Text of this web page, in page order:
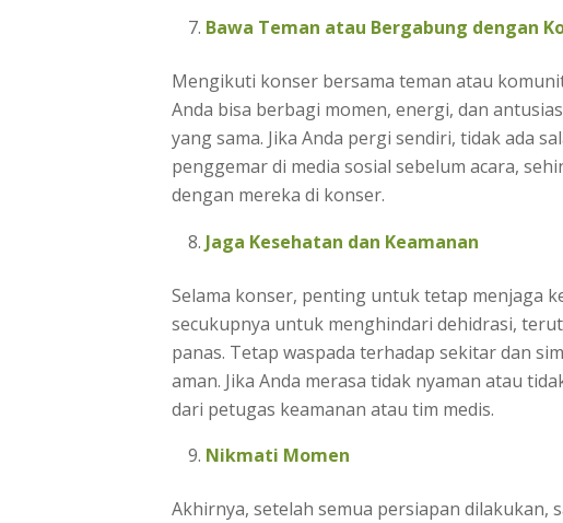
Bawa Teman atau Bergabung dengan
Mengikuti konser bersama teman atau
Anda bisa berbagi momen, energi, dan
yang sama. Jika Anda pergi sendiri, tidak ada
penggemar di media sosial sebelum acara,
dengan mereka di konser.
Jaga Kesehatan dan Keamanan
Selama konser, penting untuk tetap menjaga
secukupnya untuk menghindari dehidrasi,
panas. Tetap waspada terhadap sekitar dan
aman. Jika Anda merasa tidak nyaman atau
dari petugas keamanan atau tim medis.
Nikmati Momen
Akhirnya, setelah semua persiapan dilakukan,